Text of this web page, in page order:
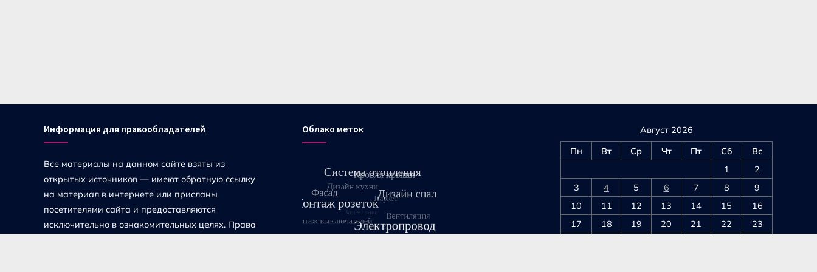
Информация для правообладателей
Все материалы на данном сайте взяты из
открытых источников — имеют обратную ссылку
на материал в интернете или присланы
посетителями сайта и предоставляются
исключительно в ознакомительных целях. Права
Облако меток
Август 2026
Пн
Вт Ср Чт Пт Сб
Вс
1
2
3
4 5 6 7 8
9
10
11 12 13 14 15
16
17
18 19 20 21 22
23